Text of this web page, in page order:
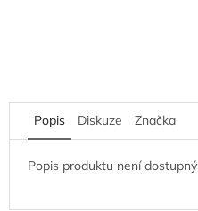
Popis Diskuze Značka
Popis produktu není dostupný